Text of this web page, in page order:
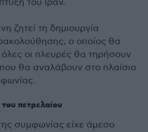
του Ιράν.
ζητεί τη δημιουργία
ο οποίος θα
όλες οι πλευρές θα τηρήσουν
που θα αναλάβουν στο πλαίσιο
πετρελαίου
συμφωνίας είχε άμεσο